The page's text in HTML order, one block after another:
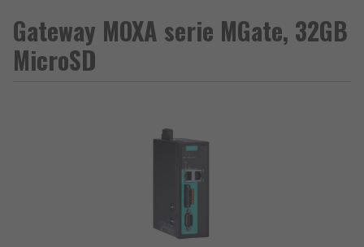
Gateway MOXA serie MGate, 32GB
MicroSD